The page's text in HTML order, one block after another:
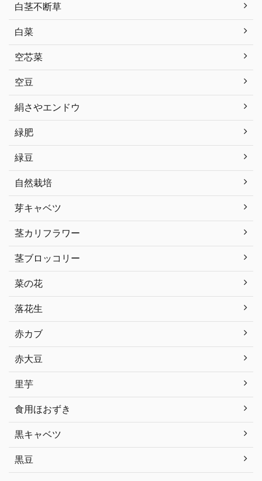
白茎不断草
白菜
空芯菜
空豆
絹さやエンドウ
緑肥
緑豆
自然栽培
芽キャベツ
茎カリフラワー
茎ブロッコリー
菜の花
落花生
赤カブ
赤大豆
里芋
食用ほおずき
黒キャベツ
黒豆